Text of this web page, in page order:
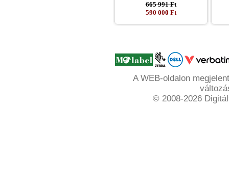
665 991 Ft
590 000 Ft
A WEB-oldalon
© 2008-2026